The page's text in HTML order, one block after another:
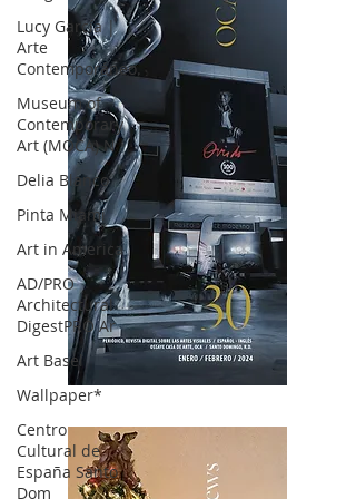
Lucy García |
Arte
Contemporáneo.
Museum of
Contemporary
Art (MOCA) N
Delia Blanco
Pinta Miami
Art in America
AD/PRO
Architectural
DigestPRO Ar
Art Basel
Wallpaper*
Centro
Cultural de
España Santo
Dom
OCA|News 30 /Enero-Febrero / 2024